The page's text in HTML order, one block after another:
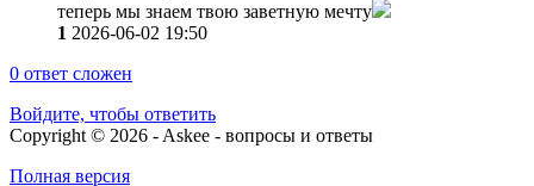
теперь мы знаем твою заветную мечту
1 2026-06-02 19:50
0 ответ сложен
Войдите, чтобы ответить
Copyright © 2026 - Askee - вопросы и ответы
Полная версия